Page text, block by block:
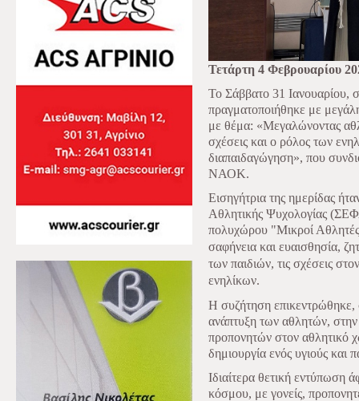
Τετάρτη 4 Φεβρουαρίου
Το Σάββατο 31 Ιανουαρίου,
πραγματοποιήθηκε με
με θέμα: «Μεγαλώνοντας
σχέσεις και ο ρόλος των
διαπαιδαγώγηση», που
ΝΑΟΚ.
Εισηγήτρια της ημερίδας
Αθλητικής Ψυχολογίας
πολυχώρου "Μικροί
σαφήνεια και ευαισθησία,
των παιδιών, τις σχέσεις
ενηλίκων.
Η συζήτηση επικεντρώθηκε,
ανάπτυξη των αθλητών,
προπονητών στον αθλητικό
δημιουργία ενός υγιούς και
Ιδιαίτερα θετική εντύπωση
κόσμου, με γονείς,